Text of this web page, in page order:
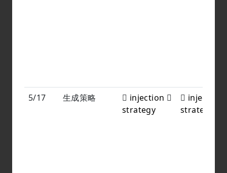
5/17 生成策略
injection
strategy
injection
strategy